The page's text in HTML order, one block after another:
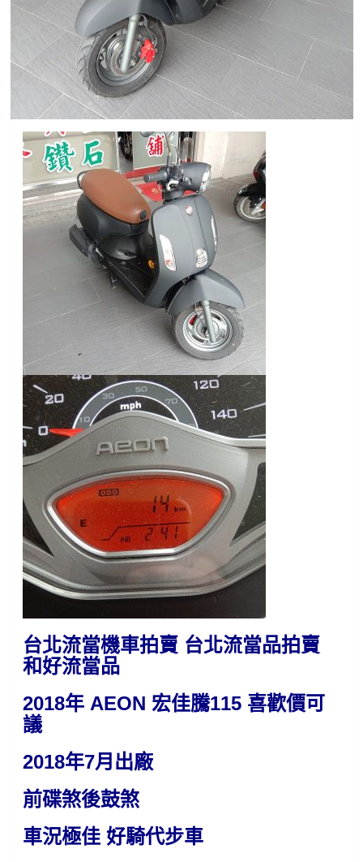
台北流當機車拍賣 台北流當品拍賣
和好流當品
2018年 AEON 宏佳騰115 喜歡價可
議
2018年7月出廠
前碟煞後鼓煞
車況極佳 好騎代步車